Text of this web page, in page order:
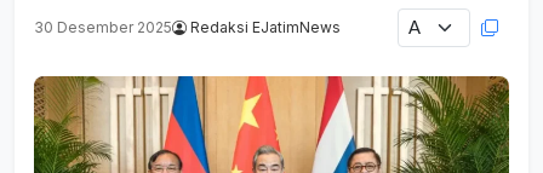
30 Desember 2025 Redaksi EJatimNews